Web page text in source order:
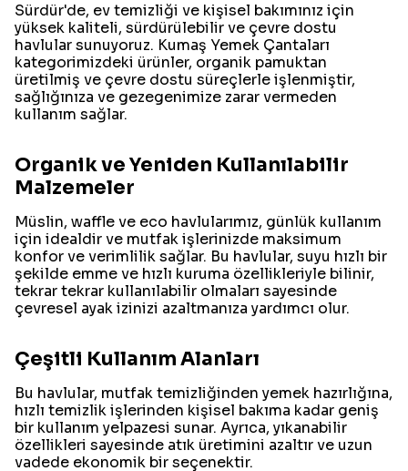
Sürdür'de, ev temizliği ve kişisel bakımınız için
yüksek kaliteli, sürdürülebilir ve çevre dostu
havlular sunuyoruz. Kumaş Yemek Çantaları
kategorimizdeki ürünler, organik pamuktan
üretilmiş ve çevre dostu süreçlerle işlenmiştir,
sağlığınıza ve gezegenimize zarar vermeden
kullanım sağlar.
Organik ve Yeniden Kullanılabilir
Malzemeler
Müslin, waffle ve eco havlularımız, günlük kullanım
için idealdir ve mutfak işlerinizde maksimum
konfor ve verimlilik sağlar. Bu havlular, suyu hızlı bir
şekilde emme ve hızlı kuruma özellikleriyle bilinir,
tekrar tekrar kullanılabilir olmaları sayesinde
çevresel ayak izinizi azaltmanıza yardımcı olur.
Çeşitli Kullanım Alanları
Bu havlular, mutfak temizliğinden yemek hazırlığına,
hızlı temizlik işlerinden kişisel bakıma kadar geniş
bir kullanım yelpazesi sunar. Ayrıca, yıkanabilir
özellikleri sayesinde atık üretimini azaltır ve uzun
vadede ekonomik bir seçenektir.